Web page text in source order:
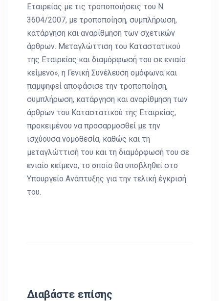
Εταιρείας με τις τροποποιήσεις του Ν.
3604/2007, με τροποποίηση, συμπλήρωση,
κατάργηση και αναρίθμηση των σχετικών
άρθρων. Μεταγλώττιση του Καταστατικού
της Εταιρείας και διαμόρφωσή του σε ενιαίο
κείμενο», η Γενική Συνέλευση ομόφωνα και
παμψηφεί αποφάσισε την τροποποίηση,
συμπλήρωση, κατάργηση και αναρίθμηση των
άρθρων του Καταστατικού της Εταιρείας,
προκειμένου να προσαρμοσθεί με την
ισχύουσα νομοθεσία, καθώς και τη
μεταγλώττισή του και τη διαμόρφωσή του σε
ενιαίο κείμενο, το οποίο θα υποβληθεί στο
Υπουργείο Ανάπτυξης για την τελική έγκρισή
του.
Διαβάστε επίσης